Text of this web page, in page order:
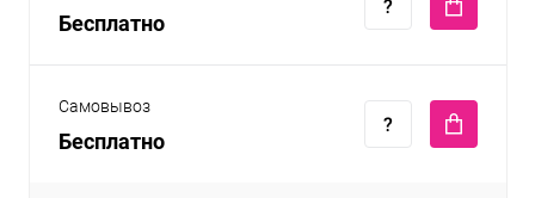
Бесплатно
Самовывоз
Бесплатно